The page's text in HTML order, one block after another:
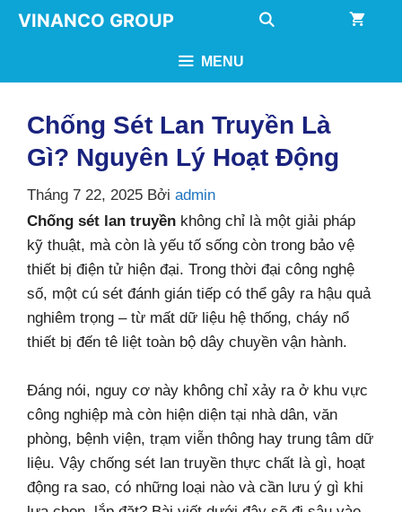
Chuyển
dung
VINANCO GROUP
MENU
Chống Sét Lan Truyền Là
Gì? Nguyên Lý Hoạt Động
Tháng 7 22, 2025 Bởi admin
Chống sét lan truyền không chỉ là một giải pháp
kỹ thuật, mà còn là yếu tố sống còn trong bảo vệ
thiết bị điện tử hiện đại. Trong thời đại công nghệ
số, một cú sét đánh gián tiếp có thể gây ra hậu quả
nghiêm trọng – từ mất dữ liệu hệ thống, cháy nổ
thiết bị đến tê liệt toàn bộ dây chuyền vận hành.
Đáng nói, nguy cơ này không chỉ xảy ra ở khu vực
công nghiệp mà còn hiện diện tại nhà dân, văn
phòng, bệnh viện, trạm viễn thông hay trung tâm dữ
liệu. Vậy chống sét lan truyền thực chất là gì, hoạt
động ra sao, có những loại nào và cần lưu ý gì khi